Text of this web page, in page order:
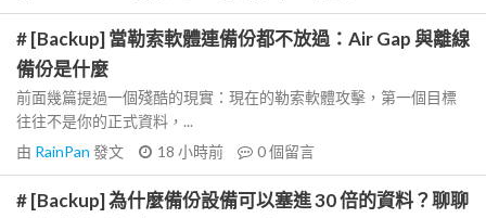
# [Backup] 當勒索軟體連備份都不放過：Air Gap 與離線
備份是什麼
前面幾篇提過一個殘酷的現實：現在的勒索軟體攻擊，第一個目標
往往不是你的正式資料，...
由 RainPan 發文 18 小時前 0個留言
# [Backup] 為什麼備份設備可以塞進 30 倍的資料？聊聊